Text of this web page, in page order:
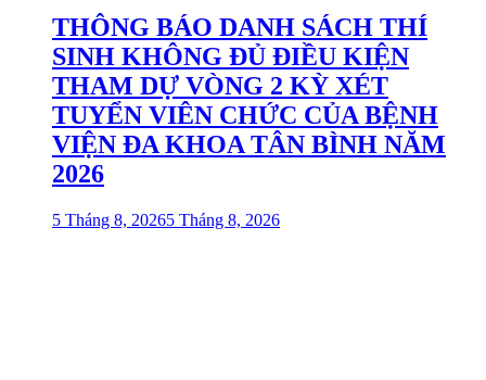
THÔNG BÁO DANH SÁCH THÍ
SINH KHÔNG ĐỦ ĐIỀU KIỆN
THAM DỰ VÒNG 2 KỲ XÉT
TUYỂN VIÊN CHỨC CỦA BỆNH
VIỆN ĐA KHOA TÂN BÌNH NĂM
2026
5 Tháng 8, 20265 Tháng 8, 2026